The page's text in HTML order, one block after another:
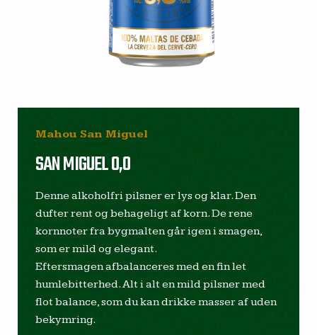
Mahou San Miguel
SAN MIGUEL 0,0
Denne alkoholfri pilsner er lys og klar. Den
dufter rent og behageligt af korn. De rene
kornnoter fra bygmalten går igen i smagen,
som er mild og elegant.
Eftersmagen afbalanceres med en fin let
humlebitterhed. Alt i alt en mild pilsner med
flot balance, som du kan drikke masser af uden
bekymring.